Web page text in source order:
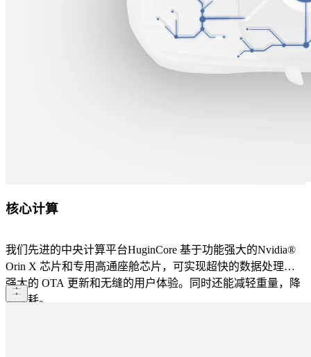
核心计算
我们先进的中央计算平台HuginCore 基于功能强大的Nvidia®
Orin X 芯片和专用高通座舱芯片，可实现超快的数据处理、
强大的 OTA 更新和无缝的用户体验。同时还能减轻重量，降
低能耗。